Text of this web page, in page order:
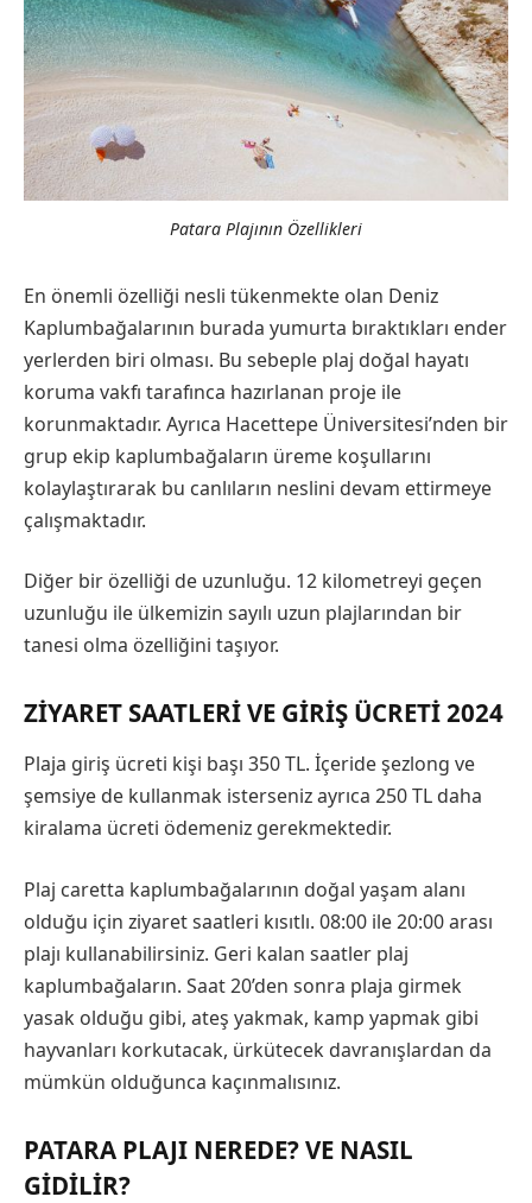
Patara Plajının Özellikleri
En önemli özelliği nesli tükenmekte olan Deniz
Kaplumbağalarının burada yumurta bıraktıkları ender
yerlerden biri olması. Bu sebeple plaj doğal hayatı
koruma vakfı tarafınca hazırlanan proje ile
korunmaktadır. Ayrıca Hacettepe Üniversitesi’nden bir
grup ekip kaplumbağaların üreme koşullarını
kolaylaştırarak bu canlıların neslini devam ettirmeye
çalışmaktadır.
Diğer bir özelliği de uzunluğu. 12 kilometreyi geçen
uzunluğu ile ülkemizin sayılı uzun plajlarından bir
tanesi olma özelliğini taşıyor.
ZIYARET SAATLERI VE GIRIŞ ÜCRETI 2024
Plaja giriş ücreti kişi başı 350 TL. İçeride şezlong ve
şemsiye de kullanmak isterseniz ayrıca 250 TL daha
kiralama ücreti ödemeniz gerekmektedir.
Plaj caretta kaplumbağalarının doğal yaşam alanı
olduğu için ziyaret saatleri kısıtlı. 08:00 ile 20:00 arası
plajı kullanabilirsiniz. Geri kalan saatler plaj
kaplumbağaların. Saat 20’den sonra plaja girmek
yasak olduğu gibi, ateş yakmak, kamp yapmak gibi
hayvanları korkutacak, ürkütecek davranışlardan da
mümkün olduğunca kaçınmalısınız.
PATARA PLAJI NEREDE? VE NASIL
GIDILIR?